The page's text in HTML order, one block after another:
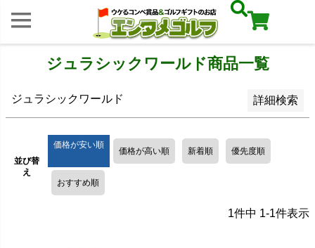
ジュラシックワールド商品一覧
ジュラシックワールド 詳細検索
レビュー順
キーワードヒット順
検索
並び替
え
価格が安い順
価格が高い順 新着順 優先度順
おすすめ順
1件中 1-1件表示